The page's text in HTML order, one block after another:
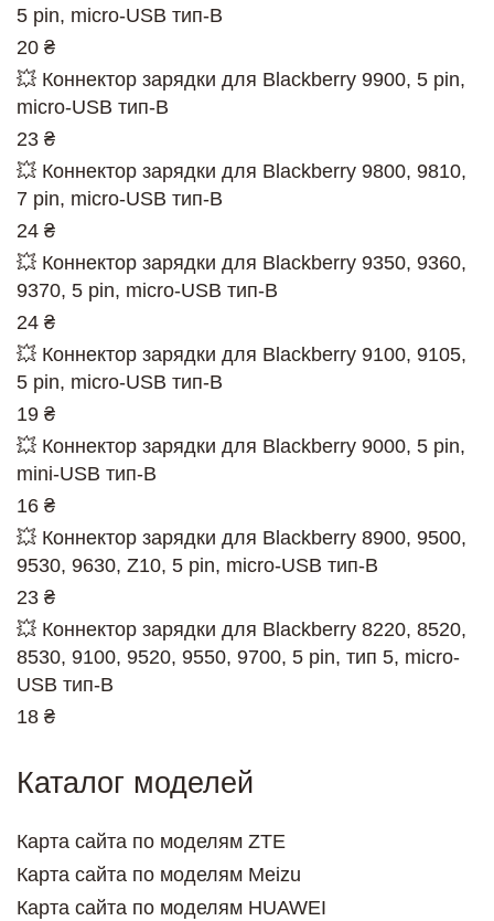
5 pin, micro-USB тип-B
20 ₴
💥 Коннектор зарядки для Blackberry 9900, 5 pin,
micro-USB тип-B
23 ₴
💥 Коннектор зарядки для Blackberry 9800, 9810,
7 pin, micro-USB тип-B
24 ₴
💥 Коннектор зарядки для Blackberry 9350, 9360,
9370, 5 pin, micro-USB тип-B
24 ₴
💥 Коннектор зарядки для Blackberry 9100, 9105,
5 pin, micro-USB тип-B
19 ₴
💥 Коннектор зарядки для Blackberry 9000, 5 pin,
mini-USB тип-B
16 ₴
💥 Коннектор зарядки для Blackberry 8900, 9500,
9530, 9630, Z10, 5 pin, micro-USB тип-B
23 ₴
💥 Коннектор зарядки для Blackberry 8220, 8520,
8530, 9100, 9520, 9550, 9700, 5 pin, тип 5, micro-
USB тип-B
18 ₴
Каталог моделей
Карта сайта по моделям ZTE
Карта сайта по моделям Meizu
Карта сайта по моделям HUAWEI